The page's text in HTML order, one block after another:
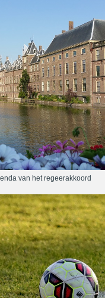
van het regeerakkoord